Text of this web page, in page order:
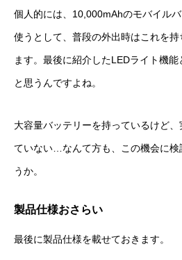
個人的には、10,000mAhのモバイル
使うとして、普段の外出時はこれを
ます。最後に紹介したLEDライト機
と思うんですよね。
大容量バッテリーを持っているけど
ていない…なんて方も、この機会に検
うか。
製品仕様おさらい
最後に製品仕様を載せておきます。